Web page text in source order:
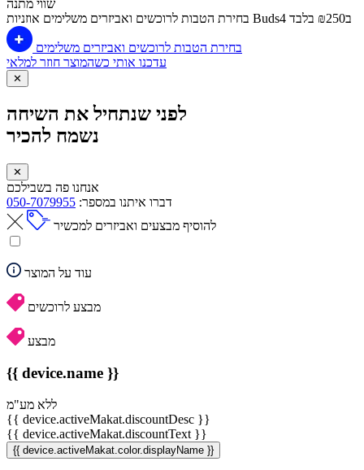
שווי מתנה
בחירת הטבות לרוכשים ואביזרים משלימים
אוזניות Buds4 ב₪250 בלבד
בחירת הטבות לרוכשים ואביזרים משלימים
עדכנו אותי כשהמוצר חוזר למלאי
✕
לפני שנתחיל את השיחה
נשמח להכיר
✕
אנחנו פה בשבילכם
דברו איתנו במספר: 050-7079955
להוסיף מבצעים ואביזרים למכשיר
עוד על המוצר
מבצע לרוכשים
מבצע
{{ device.name }}
ללא מע"מ
{{ device.activeMakat.discountDesc }}
{{ device.activeMakat.discountText }}
{{ device.activeMakat.color.displayName }}